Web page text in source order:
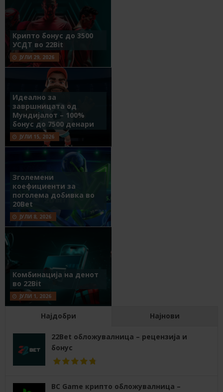
Крипто бонус до 3500
УСДТ во 22Bit
ЈУЛИ 29, 2026
Идеално за
завршницата од
Мундијалот – 100%
бонус до 7500 денари
ЈУЛИ 15, 2026
Зголемени
коефициенти за
поголема добивка во
20Bet
ЈУЛИ 8, 2026
Комбинација на денот
во 22Bit
ЈУЛИ 1, 2026
Најдобри Најнови
22Bet обложувалница – рецензија и
бонус
BC Game крипто обложувалница –